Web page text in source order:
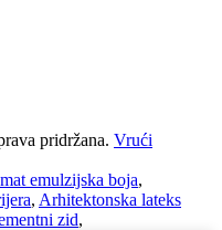
pridržana. Vrući
emulzijska boja,
, Arhitektonska lateks
zid,